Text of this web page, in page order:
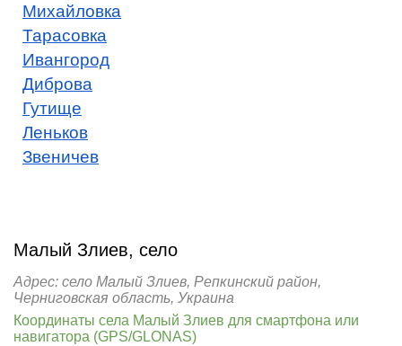
Михайловка
Тарасовка
Ивангород
Диброва
Гутище
Леньков
Звеничев
Малый Злиев, село
Адрес: село Малый Злиев, Репкинский район,
Черниговская область, Украина
Координаты села Малый Злиев для смартфона или
навигатора (GPS/GLONAS)